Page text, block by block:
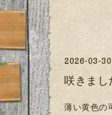
2026-03-
咲きまし